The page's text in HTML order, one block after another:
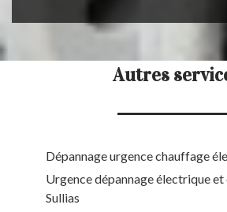
Autres
Dépannage urgence chauffage
Urgence dépannage électrique
Sullias